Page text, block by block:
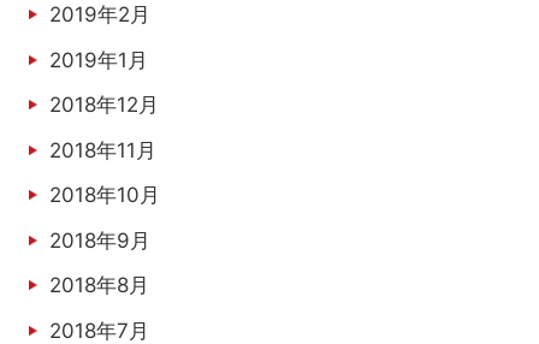
2019年2月
2019年1月
2018年12月
2018年11月
2018年10月
2018年9月
2018年8月
2018年7月